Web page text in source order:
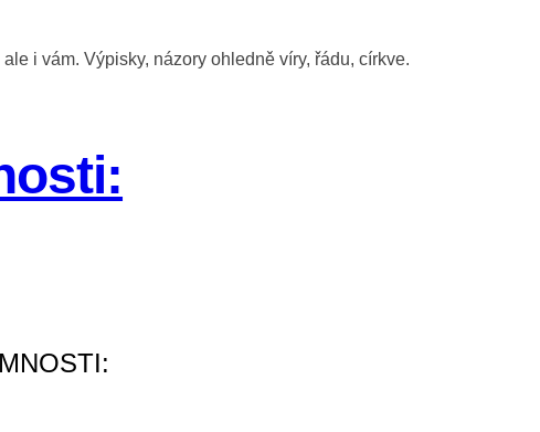
i vám. Výpisky, názory ohledně víry, řádu, církve.